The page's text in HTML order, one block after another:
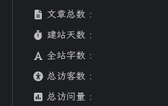
文章总数 :
建站天数 :
全站字数 :
总访客数 :
总访问量 :